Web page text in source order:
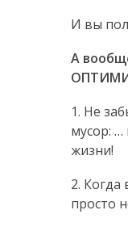
И вы
А
1. Не
мусор:
жизни!
2.
просто